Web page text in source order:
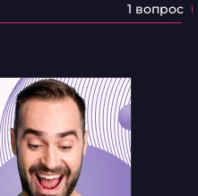
1 вопрос